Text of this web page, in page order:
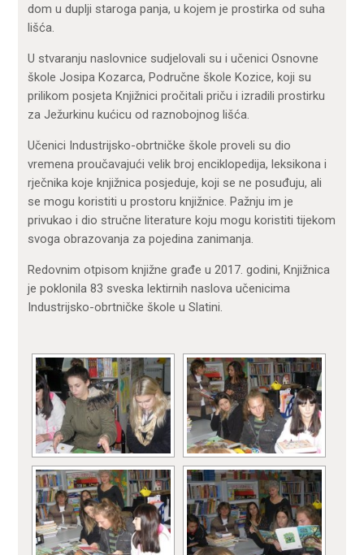
dom u duplji staroga panja, u kojem je prostirka od suha
lišća.
U stvaranju naslovnice sudjelovali su i učenici Osnovne
škole Josipa Kozarca, Područne škole Kozice, koji su
prilikom posjeta Knjižnici pročitali priču i izradili prostirku
za Ježurkinu kućicu od raznobojnog lišća.
Učenici Industrijsko-obrtničke škole proveli su dio
vremena proučavajući velik broj enciklopedija, leksikona i
rječnika koje knjižnica posjeduje, koji se ne posuđuju, ali
se mogu koristiti u prostoru knjižnice. Pažnju im je
privukao i dio stručne literature koju mogu koristiti tijekom
svoga obrazovanja za pojedina zanimanja.
Redovnim otpisom knjižne građe u 2017. godini, Knjižnica
je poklonila 83 sveska lektirnih naslova učenicima
Industrijsko-obrtničke škole u Slatini.